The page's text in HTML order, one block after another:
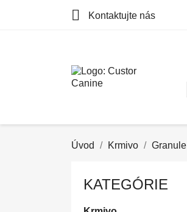
 Kontaktujte nás
Úvod Krmivo Granule
KATEGÓRIE